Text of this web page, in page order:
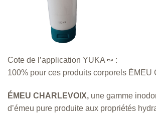
Cote de l’application YUKA🥕 :
100% pour ces produits corporels ÉMEU
ÉMEU CHARLEVOIX, une gamme
d’émeu pure produite aux propriétés